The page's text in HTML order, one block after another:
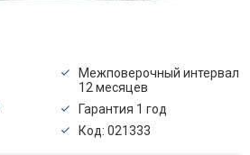
Межповерочный интервал
12 месяцев
Гарантия 1 год
Код: 021333